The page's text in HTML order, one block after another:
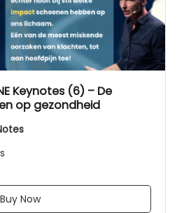
Keynotes (6) – De
op gezondheid
Buy Now